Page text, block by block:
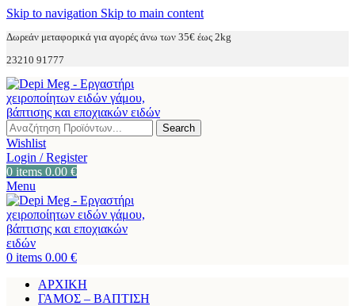
Skip to navigation Skip to main content
Δωρεάν μεταφορικά για αγορές άνω των 35€ έως 2kg
23210 91777
Search
Wishlist
Login / Register
0 items 0.00 €
Menu
0 items 0.00 €
ΑΡΧΙΚΗ
ΓΑΜΟΣ – ΒΑΠΤΙΣΗ